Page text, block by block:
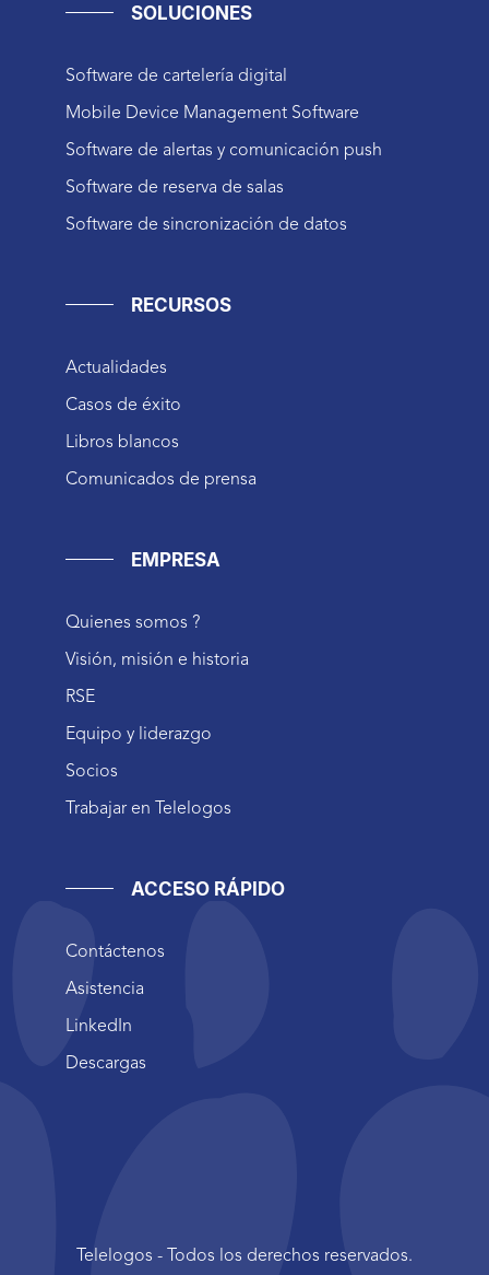
SOLUCIONES
Software de cartelería digital
Mobile Device Management Software
Software de alertas y comunicación push
Software de reserva de salas
Software de sincronización de datos
RECURSOS
Actualidades
Casos de éxito
Libros blancos
Comunicados de prensa
EMPRESA
Quienes somos ?
Visión, misión e historia
RSE
Equipo y liderazgo
Socios
Trabajar en Telelogos
ACCESO RÁPIDO
Contáctenos
Asistencia
LinkedIn
Descargas
Telelogos - Todos los derechos reservados.